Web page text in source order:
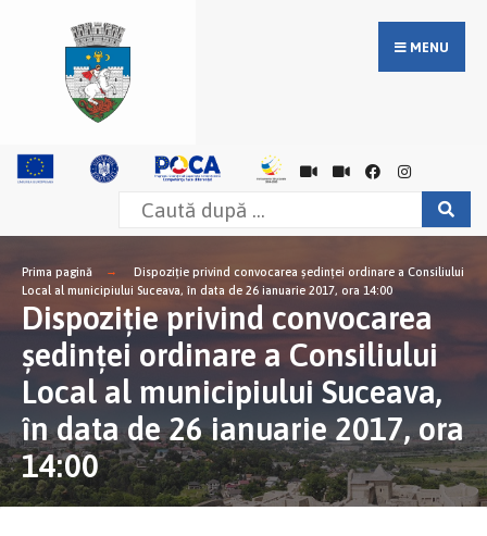
MENU
Prima pagină
Dispoziţie privind convocarea şedinţei ordinare a Consiliului
Local al municipiului Suceava, în data de 26 ianuarie 2017, ora 14:00
Dispoziţie privind convocarea
şedinţei ordinare a Consiliului
Local al municipiului Suceava,
în data de 26 ianuarie 2017, ora
14:00